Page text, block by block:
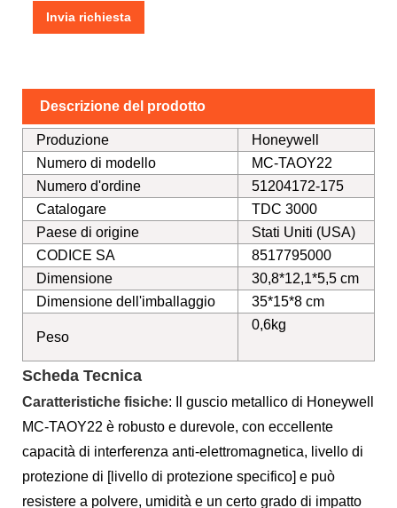
Invia richiesta
Descrizione del prodotto
Produzione
Honeywell
Numero di modello
MC-TAOY22
Numero d'ordine
51204172-175
Catalogare
TDC 3000
Paese di origine
Stati Uniti (USA)
CODICE SA
8517795000
Dimensione
30,8*12,1*5,5 cm
Dimensione dell'imballaggio
35*15*8 cm
Peso
0,6kg
Scheda Tecnica
Caratteristiche fisiche: Il guscio metallico di Honeywell
MC-TAOY22 è robusto e durevole, con eccellente
capacità di interferenza anti-elettromagnetica, livello di
protezione di [livello di protezione specifico] e può
resistere a polvere, umidità e un certo grado di impatto